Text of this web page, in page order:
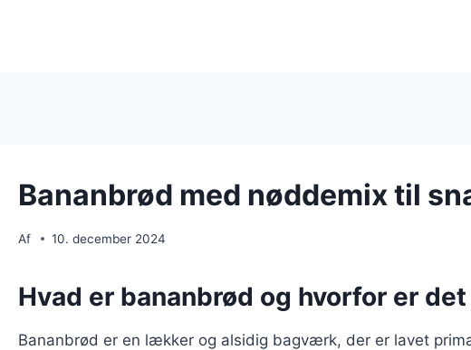
Bananbrød med nøddemix til
Af 10. december 2024
Hvad er bananbrød og hvorfor er
Bananbrød er en lækker og alsidig bagværk, der er lavet